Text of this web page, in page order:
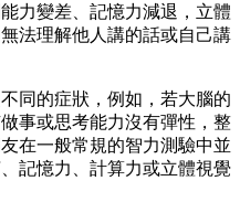
力變差、記憶力減退，立體
法理解他人講的話或自己講
同的症狀，例如，若大腦的
事或思考能力沒有彈性，整
在一般常規的智力測驗中並
記憶力、計算力或立體視覺